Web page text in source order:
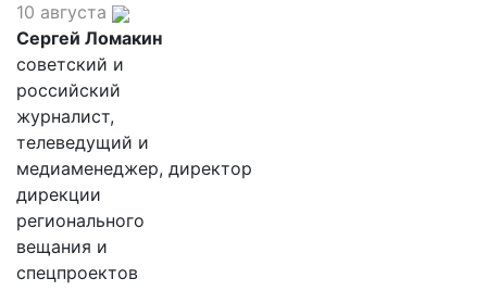
10 августа
Сергей Ломакин
советский и
российский
журналист,
телеведущий и
медиаменеджер, директор
дирекции
регионального
вещания и
спецпроектов